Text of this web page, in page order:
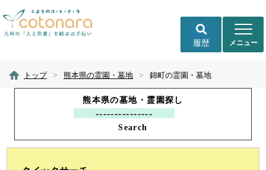
トップ > 熊本県の霊園・墓地 > 錦町の霊園・墓地
熊本県の墓地・霊園探し
Search
履歴